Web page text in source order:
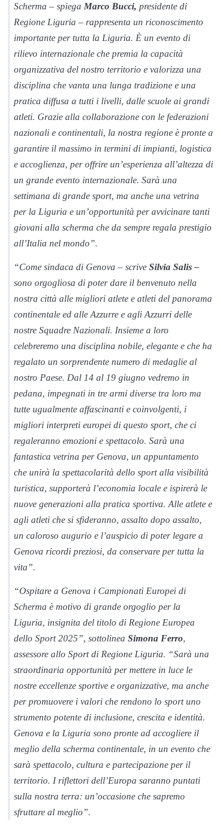
Scherma – spiega Marco Bucci, presidente di
Regione Liguria – rappresenta un riconoscimento
importante per tutta la Liguria. È un evento di
rilievo internazionale che premia la capacità
organizzativa del nostro territorio e valorizza una
disciplina che vanta una lunga tradizione e una
pratica diffusa a tutti i livelli, dalle scuole ai grandi
atleti. Grazie alla collaborazione con le federazioni
nazionali e continentali, la nostra regione è pronte a
garantire il massimo in termini di impianti, logistica
e accoglienza, per offrire un’esperienza all’altezza di
un grande evento internazionale. Sarà una
settimana di grande sport, ma anche una vetrina
per la Liguria e un’opportunità per avvicinare tanti
giovani alla scherma che da sempre regala prestigio
all’Italia nel mondo”.
“Come sindaca di Genova – scrive Silvia Salis –
sono orgogliosa di poter dare il benvenuto nella
nostra città alle migliori atlete e atleti del panorama
continentale ed alle Azzurre e agli Azzurri delle
nostre Squadre Nazionali. Insieme a loro
celebreremo una disciplina nobile, elegante e che ha
regalato un sorprendente numero di medaglie al
nostro Paese. Dal 14 al 19 giugno vedremo in
pedana, impegnati in tre armi diverse tra loro ma
tutte ugualmente affascinanti e coinvolgenti, i
migliori interpreti europei di questo sport, che ci
regaleranno emozioni e spettacolo. Sarà una
fantastica vetrina per Genova, un appuntamento
che unirà la spettacolarità dello sport alla visibilità
turistica, supporterà l’economia locale e ispirerà le
nuove generazioni alla pratica sportiva. Alle atlete e
agli atleti che si sfideranno, assalto dopo assalto,
un caloroso augurio e l’auspicio di poter legare a
Genova ricordi preziosi, da conservare per tutta la
vita”.
“Ospitare a Genova i Campionati Europei di
Scherma è motivo di grande orgoglio per la
Liguria, insignita del titolo di Regione Europea
dello Sport 2025”, sottolinea Simona Ferro,
assessore allo Sport di Regione Liguria. “Sarà una
straordinaria opportunità per mettere in luce le
nostre eccellenze sportive e organizzative, ma anche
per promuovere i valori che rendono lo sport uno
strumento potente di inclusione, crescita e identità.
Genova e la Liguria sono pronte ad accogliere il
meglio della scherma continentale, in un evento che
sarà spettacolo, cultura e partecipazione per il
territorio. I riflettori dell’Europa saranno puntati
sulla nostra terra: un’occasione che sapremo
sfruttare al meglio”.